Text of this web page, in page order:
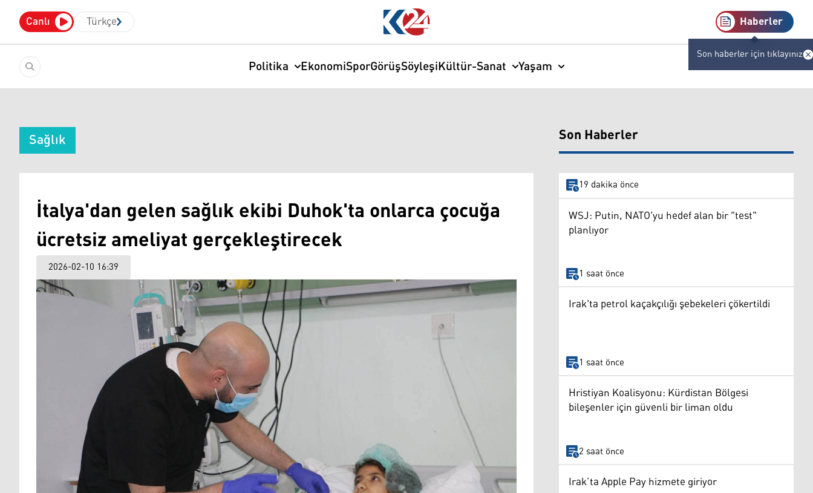
Canlı Türkçe Haberler
Son haberler için tıklayınız
Politika EkonomiSporGörüşSöyleşiKültür-Sanat Yaşam
Sağlık
İtalya'dan gelen sağlık ekibi Duhok'ta onlarca çocuğa
ücretsiz ameliyat gerçekleştirecek
2026-02-10 16:39
Son Haberler
19 dakika önce
WSJ: Putin, NATO'yu hedef alan bir "test"
planlıyor
1 saat önce
Irak'ta petrol kaçakçılığı şebekeleri çökertildi
1 saat önce
Hristiyan Koalisyonu: Kürdistan Bölgesi
bileşenler için güvenli bir liman oldu
2 saat önce
Irak’ta Apple Pay hizmete giriyor